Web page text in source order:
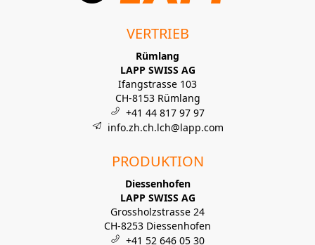
VERTRIEB
Rümlang
LAPP SWISS AG
Ifangstrasse 103
CH-8153 Rümlang
+41 44 817 97 97
info.zh.ch.lch@lapp.com
PRODUKTION
Diessenhofen
LAPP SWISS AG
Grossholzstrasse 24
CH-8253 Diessenhofen
+41 52 646 05 30